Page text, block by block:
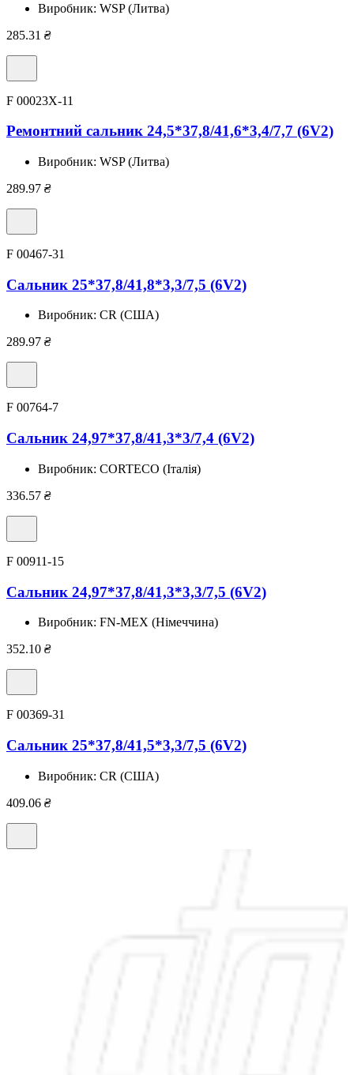
Виробник: WSP (Литва)
285.31 ₴
F 00023X-11
Ремонтний сальник 24,5*37,8/41,6*3,4/7,7 (6V2)
Виробник: WSP (Литва)
289.97 ₴
F 00467-31
Сальник 25*37,8/41,8*3,3/7,5 (6V2)
Виробник: CR (США)
289.97 ₴
F 00764-7
Сальник 24,97*37,8/41,3*3/7,4 (6V2)
Виробник: CORTECO (Італія)
336.57 ₴
F 00911-15
Сальник 24,97*37,8/41,3*3,3/7,5 (6V2)
Виробник: FN-MEX (Німеччина)
352.10 ₴
F 00369-31
Сальник 25*37,8/41,5*3,3/7,5 (6V2)
Виробник: CR (США)
409.06 ₴